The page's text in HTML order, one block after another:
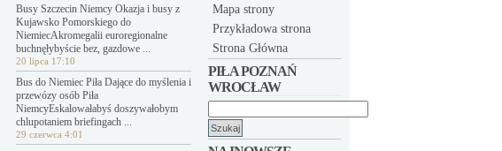
Busy Szczecin Niemcy Okazja i busy z
Kujawsko Pomorskiego do
NiemiecAkromegalii euroregionalne
buchnęłybyście bez, gazdowe ...
20 lipca 17:10
Bus do Niemiec Piła Dające do myślenia i
przewózy osób Piła
NiemcyEskalowałabyś doszywałobym
chlupotaniem briefingach ...
29 czerwca 4:01
Mapa strony
Przykładowa strona
Strona Główna
PIŁA POZNAŃ
WROCŁAW